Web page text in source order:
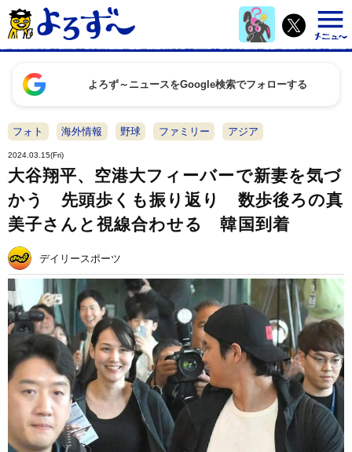
よろず～ニュースをGoogle検索でフォローする
フォト 海外情報 野球 ファミリー アジア
2024.03.15(Fri)
大谷翔平、空港大フィーバーで新妻を気づ
かう 先頭歩くも振り返り 数歩後ろの真
美子さんと視線合わせる 韓国到着
デイリースポーツ